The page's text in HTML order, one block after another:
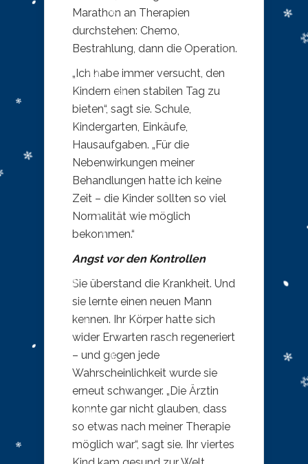
Marathon an Therapien
durchstehen: Chemo,
Bestrahlung, dann die Operation.
„Ich habe immer versucht, den
Kindern einen stabilen Tag zu
bieten“, sagt sie. Schule,
Kindergarten, Einkäufe,
Hausaufgaben. „Für die
Nebenwirkungen meiner
Behandlungen hatte ich keine
Zeit – die Kinder sollten so viel
Normalität wie möglich
bekommen.“
Angst vor den Kontrollen
Sie überstand die Krankheit. Und
sie lernte einen neuen Mann
kennen. Ihr Körper hatte sich
wider Erwarten rasch regeneriert
– und gegen jede
Wahrscheinlichkeit wurde sie
erneut schwanger. „Die Ärztin
konnte gar nicht glauben, dass
so etwas nach meiner Therapie
möglich war“, sagt sie. Ihr viertes